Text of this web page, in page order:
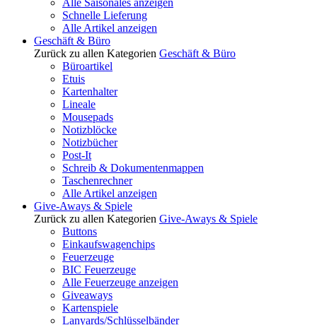
Alle Saisonales anzeigen
Schnelle Lieferung
Alle Artikel anzeigen
Geschäft & Büro
Zurück zu allen Kategorien Geschäft & Büro
Büroartikel
Etuis
Kartenhalter
Lineale
Mousepads
Notizblöcke
Notizbücher
Post-It
Schreib & Dokumentenmappen
Taschenrechner
Alle Artikel anzeigen
Give-Aways & Spiele
Zurück zu allen Kategorien Give-Aways & Spiele
Buttons
Einkaufswagenchips
Feuerzeuge
BIC Feuerzeuge
Alle Feuerzeuge anzeigen
Giveaways
Kartenspiele
Lanyards/Schlüsselbänder